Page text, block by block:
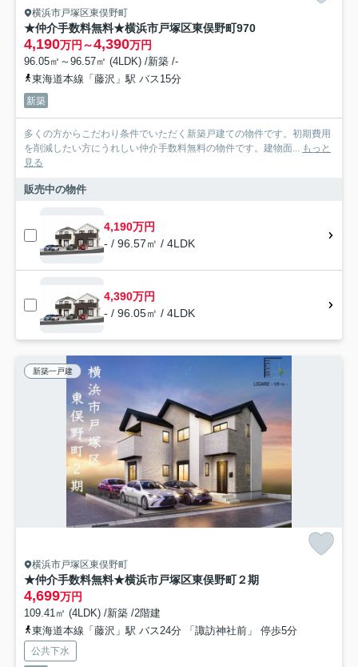
横浜市戸塚区東俣野町
★仲介手数料無料★横浜市戸塚区東俣野町970
4,190万円～4,390万円
96.05㎡～96.57㎡ (4LDK) /新築 /-
東海道本線「藤沢」駅 バス15分
新築
多くの方からこだわり条件でいただく新築戸建ての物件です。初期費用
を削減したい方にうれしい仲介手数料無料の物件です。建物面... もっと
見る
販売中の物件
4,190万円
- / 96.57㎡ / 4LDK
4,390万円
- / 96.05㎡ / 4LDK
新築一戸建
横浜市戸塚区東俣野町
★仲介手数料無料★横浜市戸塚区東俣野町２期
4,699万円
109.41㎡ (4LDK) /新築 /2階建
東海道本線「藤沢」駅 バス24分 「諏訪神社前」 停歩5分
公共下水